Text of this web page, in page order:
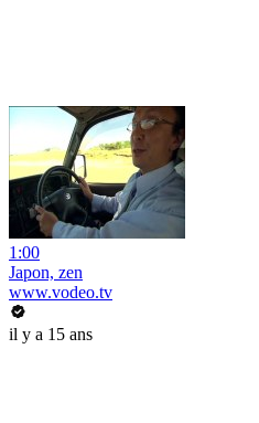
1:00
Japon, zen
www.vodeo.tv
il y a 15 ans